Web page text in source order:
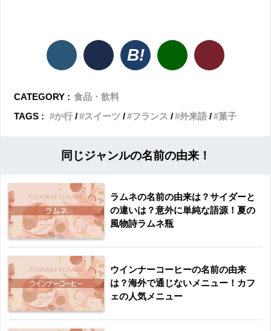
CATEGORY : 食品・飲料
TAGS :
か行 スイーツ フランス 外来語 菓子
同じジャンルの名前の由来！
ラムネの名前の由来は？サイダーと
の違いは？意外に単純な語源！夏の
風物詩ラムネ瓶
ウインナーコーヒーの名前の由来
は？海外で通じないメニュー！カフ
ェの人気メニュー